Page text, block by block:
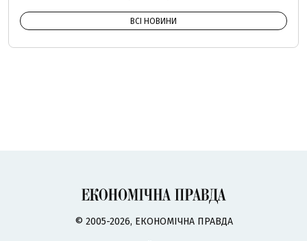
ВСІ НОВИНИ
© 2005-2026, ЕКОНОМІЧНА ПРАВДА